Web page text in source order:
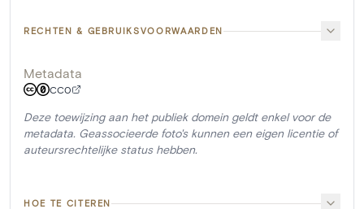
RECHTEN & GEBRUIKSVOORWAARDEN
Metadata
CC0
Deze toewijzing aan het publiek domein geldt enkel voor de
metadata. Geassocieerde foto's kunnen een eigen licentie of
auteursrechtelijke status hebben.
HOE TE CITEREN